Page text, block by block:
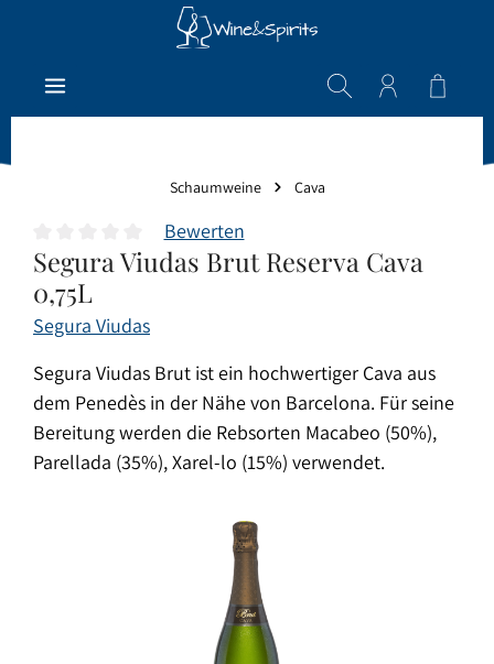
Zum Hauptinhalt springen
Schaumweine Cava
Durchschnittliche Bewertung von 0 von 5 Sternen
Bewerten
Segura Viudas Brut Reserva Cava
0,75L
Segura Viudas
Segura Viudas Brut ist ein hochwertiger Cava aus
dem Penedès in der Nähe von Barcelona. Für seine
Bereitung werden die Rebsorten Macabeo (50%),
Parellada (35%), Xarel-lo (15%) verwendet.
Bildergalerie überspringen